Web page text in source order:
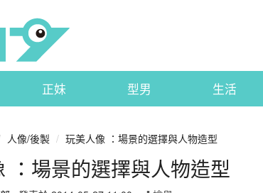
正妹 型男 生活
人像/後製 / 玩美人像 ：場景的選擇與人物造型
：場景的選擇與人物造型